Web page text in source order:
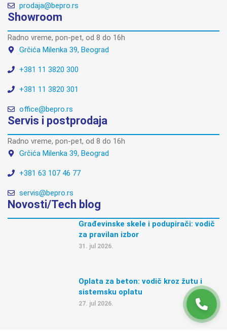
prodaja@bepro.rs
Showroom
Radno vreme, pon-pet, od 8 do 16h
Grčića Milenka 39, Beograd
+381 11 3820 300
+381 11 3820 301
office@bepro.rs
Servis i postprodaja
Radno vreme, pon-pet, od 8 do 16h
Grčića Milenka 39, Beograd
+381 63 107 46 77
servis@bepro.rs
Novosti/Tech blog
Građevinske skele i podupirači: vodič
za pravilan izbor
31. jul 2026.
Oplata za beton: vodič kroz žutu i
sistemsku oplatu
27. jul 2026.